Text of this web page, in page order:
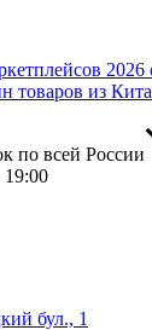
по всей России
19:00
бул., 1